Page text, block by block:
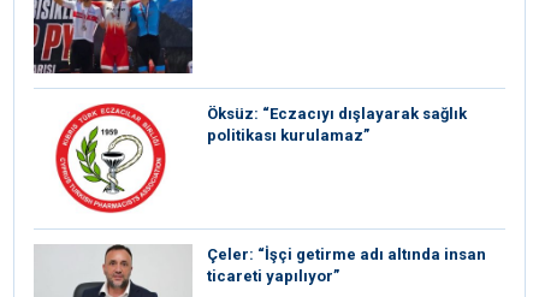
Öksüz: “Eczacıyı dışlayarak sağlık
politikası kurulamaz”
Çeler: “İşçi getirme adı altında insan
ticareti yapılıyor”